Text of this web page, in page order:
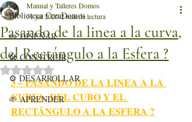
Biblioteca CreaDomos
✏️ DISEÑAR
🛠️ CONSTRUIR
⚙️ DESARROLLAR
🌱 APRENDER
Pasando de la linea a la curva,
del Rectángulo a la Esfera ?
Manual y Talleres Domos
31 jul 20202 min de lectura
Obtuvo NaN de 5 estrellas.
3 – PASANDO DE LA LINEA A LA
CURVA, DEL CUBO Y EL
RECTÁNGULO A LA ESFERA ?